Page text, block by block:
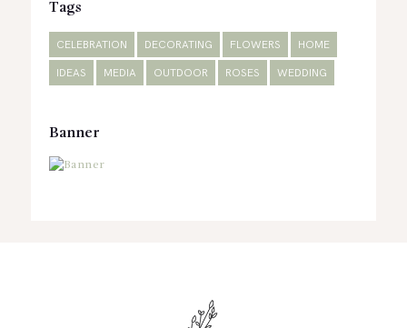
Tags
CELEBRATION DECORATING FLOWERS HOME
IDEAS MEDIA OUTDOOR ROSES WEDDING
Banner